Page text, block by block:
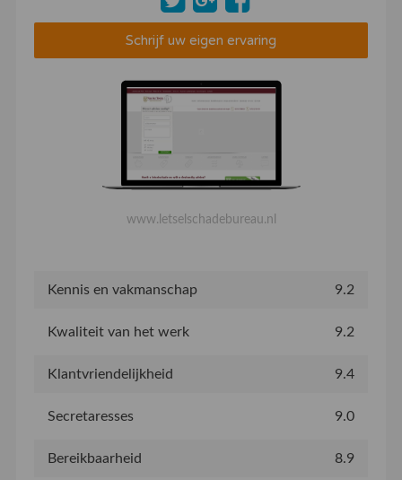
Schrijf uw eigen ervaring
www.letselschadebureau.nl
Kennis en vakmanschap 9.2
Kwaliteit van het werk 9.2
Klantvriendelijkheid 9.4
Secretaresses 9.0
Bereikbaarheid 8.9